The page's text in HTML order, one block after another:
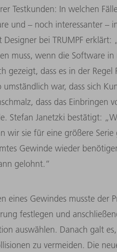
Testkunden: In welchen
und – noch interessanter –
bei TRUMPF erklärt:
muss, wenn die Software
gezeigt, dass es in der
war, dass sich
dass das Einbringen
Stefan Janetzki bestätigt:
wir sie für eine größere
Gewinde wieder
gelohnt.“
eines Gewindes musste der
festlegen und
auswählen. Danach galt
zu vermeiden. Die